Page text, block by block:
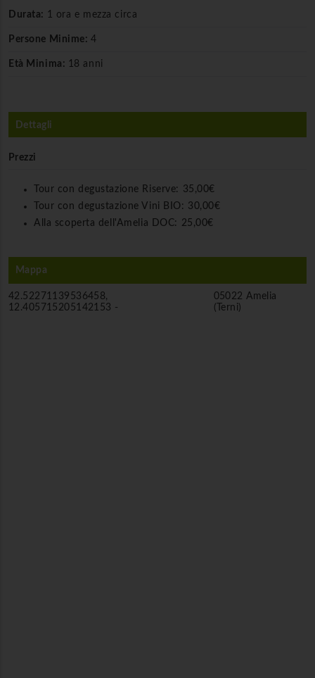
Durata: 1 ora e mezza circa
Persone Minime:4
Età Minima: 18 anni
Dettagli
Prezzi
Tour con degustazione Riserve:
35,00€
Tour con degustazione Vini BIO: 30,00€
Alla scoperta dell'Amelia DOC:
25,00€
Mappa
42.52271139536458,
12.405715205142153 -
05022 Amelia
(Terni)